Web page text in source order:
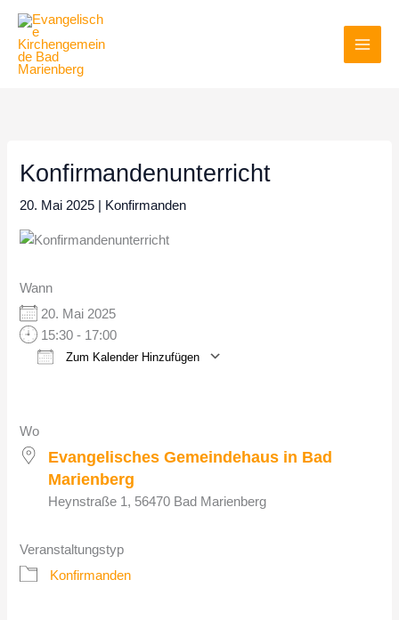
Inhalt
springen
Konfirmandenunterricht
20. Mai 2025 Konfirmanden
Wann
20. Mai 2025
15:30 - 17:00
Zum Kalender Hinzufügen
Wo
Evangelisches Gemeindehaus in Bad
Marienberg
Heynstraße 1, 56470 Bad Marienberg
Veranstaltungstyp
Konfirmanden